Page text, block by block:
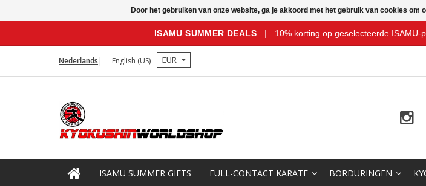
ISAMU SUMMER DEALS | 10% korting op geselecteerde ISAMU-
Nederlands English (US) EUR
ISAMU SUMMER GIFTS FULL-CONTACT KARATE BORDURINGEN
Door het gebruiken van onze website, ga je akkoord met het gebruik van cookies om